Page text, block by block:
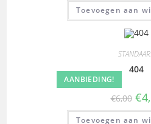
Toevoegen aan
AANBIEDING!
404
€6,00 €
Toevoegen aan